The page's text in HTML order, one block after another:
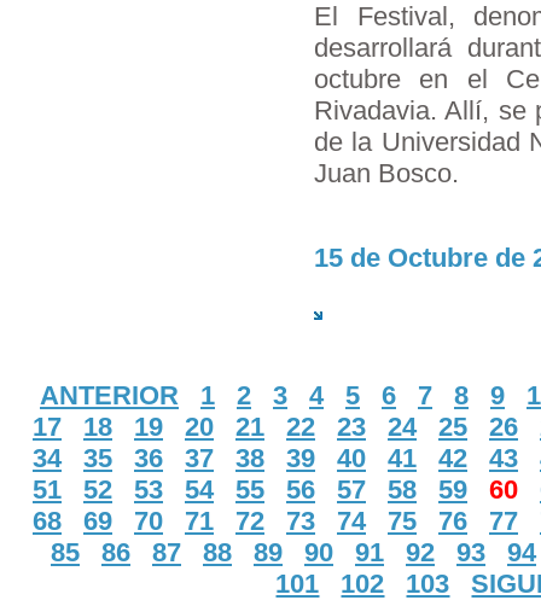
El Festival,
desarrollará
octubre en el
Rivadavia. Allí, se
de la Universidad
Juan Bosco.
15 de Octubre de
ANTERIOR 1 2 3 4 5 6 7 8 9
17
18 19 20 21 22 23 24 25 26
34
35 36 37 38 39 40 41 42 43
51
52 53 54 55 56 57 58 59 60
68
69 70 71 72 73 74 75 76 77
85
86 87 88 89 90 91 92 93
94
101
102 103